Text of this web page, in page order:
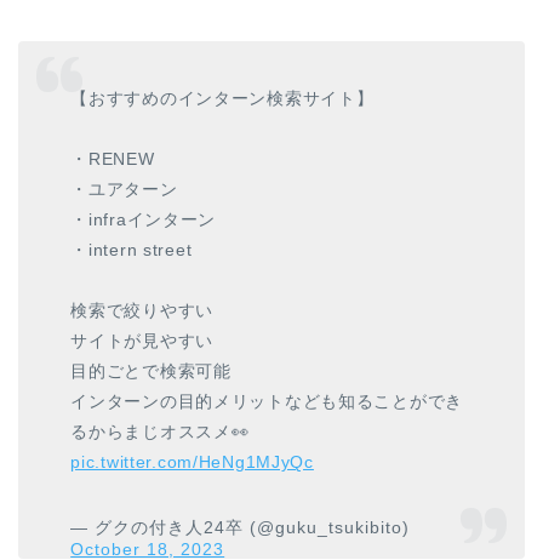
【おすすめのインターン検索サイト】
・RENEW
・ユアターン
・infraインターン
・intern street
検索で絞りやすい
サイトが見やすい
目的ごとで検索可能
インターンの目的メリットなども知ることができ
るからまじオススメ👀
pic.twitter.com/HeNg1MJyQc
— グクの付き人24卒 (@guku_tsukibito)
October 18, 2023